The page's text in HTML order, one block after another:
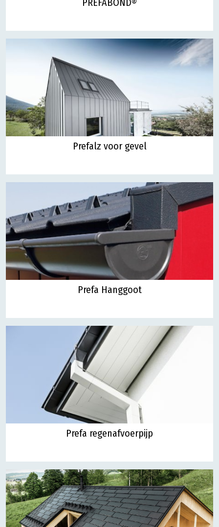
PREFABOND®
Prefalz voor gevel
Prefa Hanggoot
Prefa regenafvoerpijp